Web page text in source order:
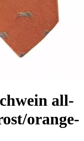
all-
orange-